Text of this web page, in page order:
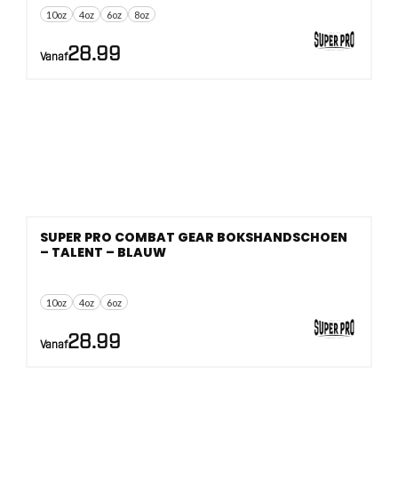
10oz 4oz 6oz 8oz
Vanaf28.99
10oz 4oz 6oz
SUPER PRO COMBAT GEAR BOKSHANDSCHOEN
– TALENT – BLAUW
Vanaf28.99